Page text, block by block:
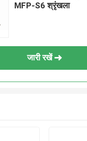
MFP-S6 श्रृंखला
जारी रखें